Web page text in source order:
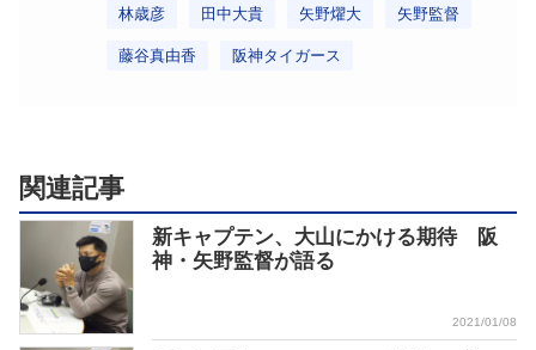
林歳彦 田中大貴 矢野燿大 矢野監督
藤谷真由香 阪神タイガース
関連記事
新キャプテン、大山にかける期待 阪
神・矢野監督が語る
2021/01/08